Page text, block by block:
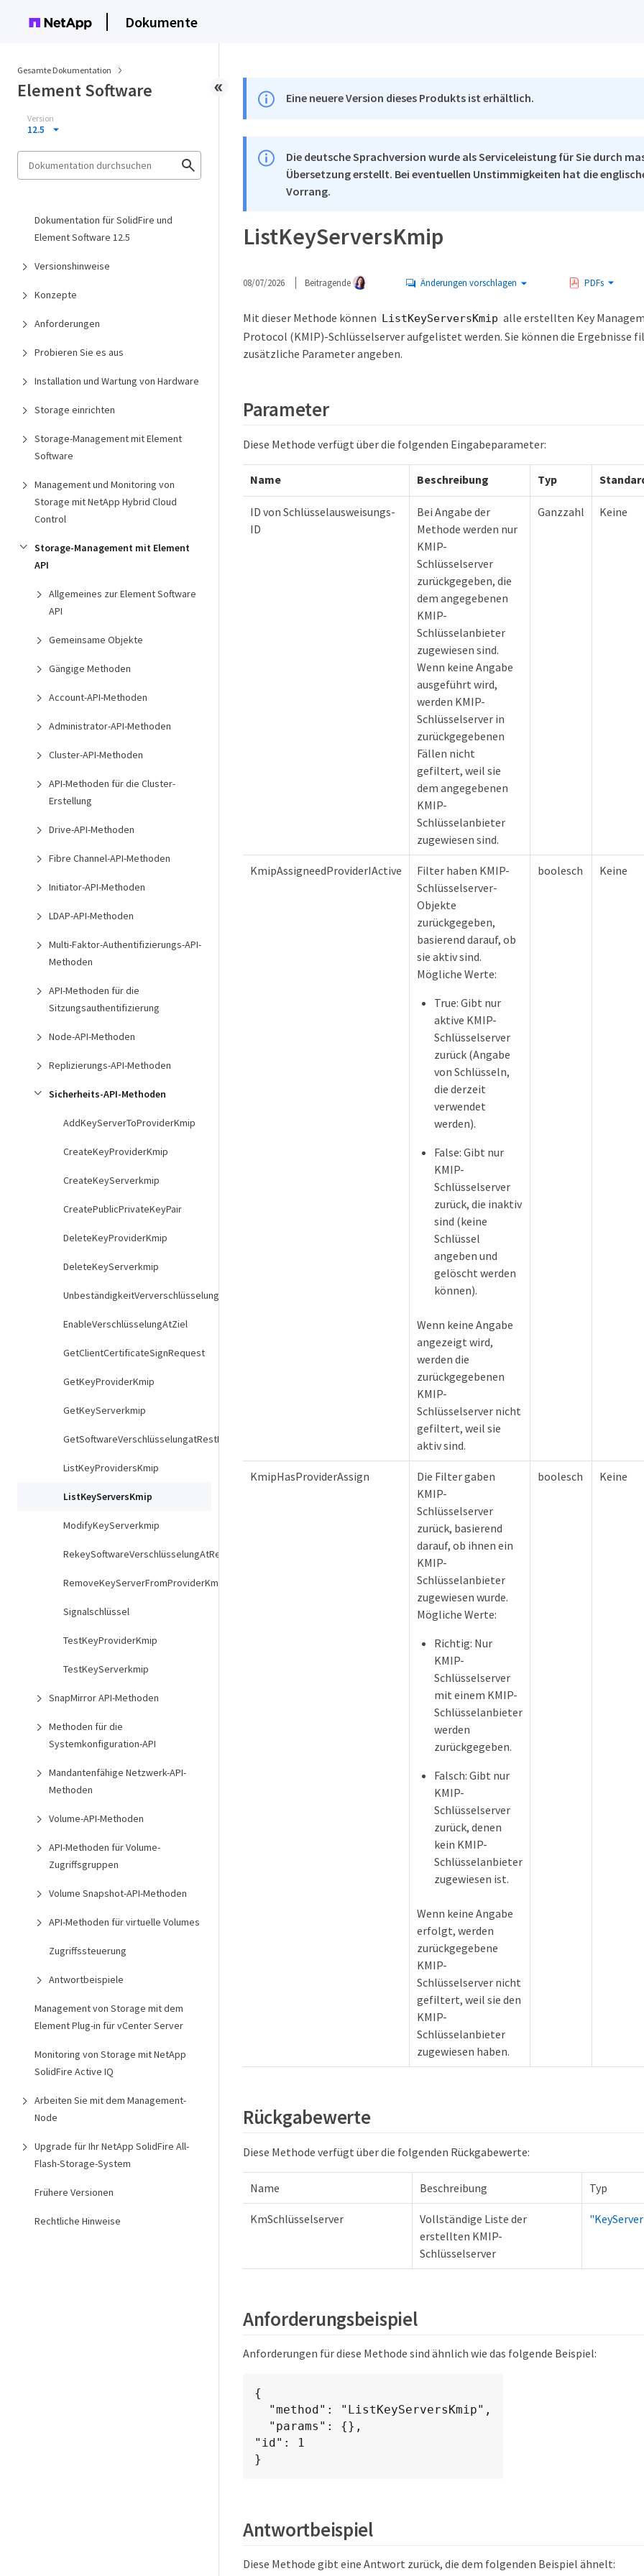
Dokumente
Gesamte Dokumentation
Element Software
Version
12.5
Dokumentation für SolidFire und
Element Software 12.5
Versionshinweise
Konzepte
Anforderungen
Probieren Sie es aus
Installation und Wartung von Hardware
Storage einrichten
Storage-Management mit Element
Software
Management und Monitoring von
Storage mit NetApp Hybrid Cloud
Control
Storage-Management mit Element
API
Allgemeines zur Element Software
API
Gemeinsame Objekte
Gängige Methoden
Account-API-Methoden
Administrator-API-Methoden
Cluster-API-Methoden
API-Methoden für die Cluster-
Erstellung
Drive-API-Methoden
Fibre Channel-API-Methoden
Initiator-API-Methoden
LDAP-API-Methoden
Multi-Faktor-Authentifizierungs-API-
Methoden
API-Methoden für die
Sitzungsauthentifizierung
Node-API-Methoden
Replizierungs-API-Methoden
Sicherheits-API-Methoden
AddKeyServerToProviderKmip
CreateKeyProviderKmip
CreateKeyServerkmip
CreatePublicPrivateKeyPair
DeleteKeyProviderKmip
DeleteKeyServerkmip
UnbeständigkeitVerverschlüsselungAttest
EnableVerschlüsselungAtZiel
GetClientCertificateSignRequest
GetKeyProviderKmip
GetKeyServerkmip
GetSoftwareVerschlüsselungatRestInfo
ListKeyProvidersKmip
ListKeyServersKmip
ModifyKeyServerkmip
RekeySoftwareVerschlüsselungAtRestMasterKey
RemoveKeyServerFromProviderKmip
Signalschlüssel
TestKeyProviderKmip
TestKeyServerkmip
SnapMirror API-Methoden
Methoden für die
Systemkonfiguration-API
Mandantenfähige Netzwerk-API-
Methoden
Volume-API-Methoden
API-Methoden für Volume-
Zugriffsgruppen
Volume Snapshot-API-Methoden
API-Methoden für virtuelle Volumes
Zugriffssteuerung
Antwortbeispiele
Management von Storage mit dem
Element Plug-in für vCenter Server
Monitoring von Storage mit NetApp
SolidFire Active IQ
Arbeiten Sie mit dem Management-
Node
Upgrade für Ihr NetApp SolidFire All-
Flash-Storage-System
Frühere Versionen
Rechtliche Hinweise
Eine neuere Version dieses Produkts ist erhältlich.
Die deutsche Sprachversion wurde als Serviceleistung für Sie durch
Übersetzung erstellt. Bei eventuellen Unstimmigkeiten hat die
Vorrang.
ListKeyServersKmip
08/07/2026 Beitragende Änderungen vorschlagen PDFs
Mit dieser Methode können ListKeyServersKmip alle erstellten Key
Protocol (KMIP)-Schlüsselserver aufgelistet werden. Sie können die Ergebnisse
zusätzliche Parameter angeben.
Parameter
Diese Methode verfügt über die folgenden Eingabeparameter:
Name Beschreibung Typ
ID von Schlüsselausweisungs-
ID
Bei Angabe der
Methode werden nur
KMIP-
Schlüsselserver
zurückgegeben, die
dem angegebenen
KMIP-
Schlüsselanbieter
zugewiesen sind.
Wenn keine Angabe
ausgeführt wird,
werden KMIP-
Schlüsselserver in
zurückgegebenen
Fällen nicht
gefiltert, weil sie
dem angegebenen
KMIP-
Schlüsselanbieter
zugewiesen sind.
Ganzzahl Keine
KmipAssigneedProviderIActive
Filter haben KMIP-
Schlüsselserver-
Objekte
zurückgegeben,
basierend darauf, ob
sie aktiv sind.
Mögliche Werte:
True: Gibt nur
aktive KMIP-
Schlüsselserver
zurück (Angabe
von Schlüsseln,
die derzeit
verwendet
werden).
False: Gibt nur
KMIP-
Schlüsselserver
zurück, die inaktiv
sind (keine
Schlüssel
angeben und
gelöscht werden
können).
Wenn keine Angabe
angezeigt wird,
werden die
zurückgegebenen
KMIP-
Schlüsselserver nicht
gefiltert, weil sie
aktiv sind.
boolesch Keine
KmipHasProviderAssign
Die Filter gaben
KMIP-
Schlüsselserver
zurück, basierend
darauf, ob ihnen ein
KMIP-
Schlüsselanbieter
zugewiesen wurde.
Mögliche Werte:
Richtig: Nur
KMIP-
Schlüsselserver
mit einem KMIP-
Schlüsselanbieter
werden
zurückgegeben.
Falsch: Gibt nur
KMIP-
Schlüsselserver
zurück, denen
kein KMIP-
Schlüsselanbieter
zugewiesen ist.
Wenn keine Angabe
erfolgt, werden
zurückgegebene
KMIP-
Schlüsselserver nicht
gefiltert, weil sie den
KMIP-
Schlüsselanbieter
zugewiesen haben.
boolesch Keine
Rückgabewerte
Diese Methode verfügt über die folgenden Rückgabewerte:
Name Beschreibung Typ
KmSchlüsselserver
Vollständige Liste der
erstellten KMIP-
Schlüsselserver
Anforderungsbeispiel
Anforderungen für diese Methode sind ähnlich wie das folgende Beispiel:
{
"id": 1
}
Antwortbeispiel
Diese Methode gibt eine Antwort zurück, die dem folgenden Beispiel ähnelt: